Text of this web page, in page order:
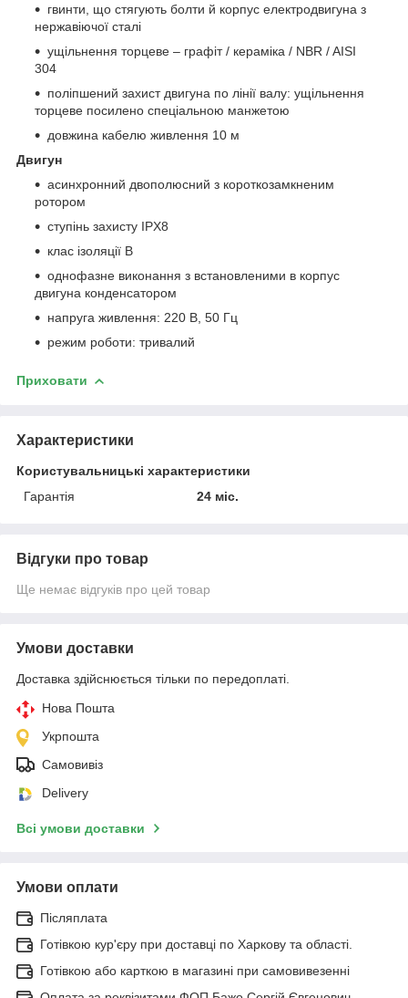
гвинти, що стягують болти й корпус електродвигуна з
нержавіючої сталі
ущільнення торцеве – графіт / кераміка / NBR / AISI
304
поліпшений захист двигуна по лінії валу: ущільнення
торцеве посилено спеціальною манжетою
довжина кабелю живлення 10 м
Двигун
асинхронний двополюсний з короткозамкненим
ротором
ступінь захисту IPХ8
клас ізоляції В
однофазне виконання з встановленими в корпус
двигуна конденсатором
напруга живлення: 220 В, 50 Гц
режим роботи: тривалий
Приховати
Характеристики
Користувальницькі характеристики
Гарантія
24 міс.
Відгуки про товар
Ще немає відгуків про цей товар
Умови доставки
Доставка здійснюється тільки по передоплаті.
Нова Пошта
Укрпошта
Самовивіз
Delivery
Всі умови доставки
Умови оплати
Післяплата
Готівкою кур'єру при доставці по Харкову та області.
Готівкою або карткою в магазині при самовивезенні